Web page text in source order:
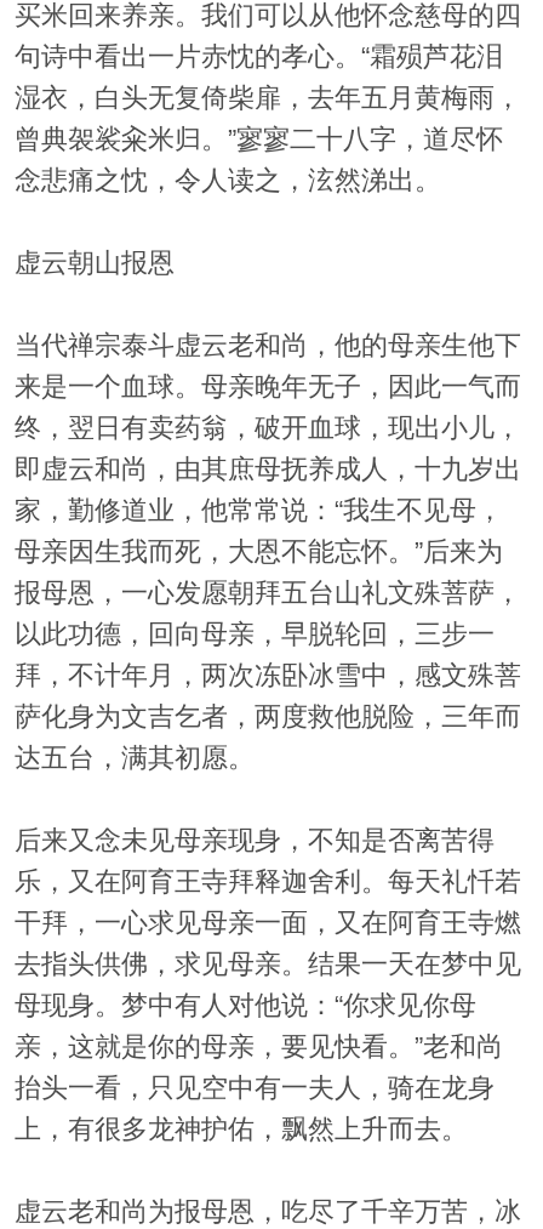
买米回来养亲。我们可以从他怀念慈母的四
句诗中看出一片赤忱的孝心。“霜殒芦花泪
湿衣，白头无复倚柴扉，去年五月黄梅雨，
曾典袈裟籴米归。”寥寥二十八字，道尽怀
念悲痛之忱，令人读之，泫然涕出。
虚云朝山报恩
当代禅宗泰斗虚云老和尚，他的母亲生他下
来是一个血球。母亲晚年无子，因此一气而
终，翌日有卖药翁，破开血球，现出小儿，
即虚云和尚，由其庶母抚养成人，十九岁出
家，勤修道业，他常常说：“我生不见母，
母亲因生我而死，大恩不能忘怀。”后来为
报母恩，一心发愿朝拜五台山礼文殊菩萨，
以此功德，回向母亲，早脱轮回，三步一
拜，不计年月，两次冻卧冰雪中，感文殊菩
萨化身为文吉乞者，两度救他脱险，三年而
达五台，满其初愿。
后来又念未见母亲现身，不知是否离苦得
乐，又在阿育王寺拜释迦舍利。每天礼忏若
干拜，一心求见母亲一面，又在阿育王寺燃
去指头供佛，求见母亲。结果一天在梦中见
母现身。梦中有人对他说：“你求见你母
亲，这就是你的母亲，要见快看。”老和尚
抬头一看，只见空中有一夫人，骑在龙身
上，有很多龙神护佑，飘然上升而去。
虚云老和尚为报母恩，吃尽了千辛万苦，冰